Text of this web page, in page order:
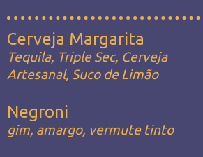
Cerveja Margarita
Tequila, Triple Sec, Cerveja
Artesanal, Suco de Limão
Negroni
gim, amargo, vermute tinto